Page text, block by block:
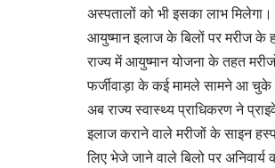
अस्पतालों को भी इसका लाभ मिलेगा।
आयुष्मान इलाज के बिलों पर मरीज के
राज्य में आयुष्मान योजना के तहत
फर्जीवाड़ा के कई मामले सामने आ
अब राज्य स्वास्थ्य प्राधिकरण ने
इलाज कराने वाले मरीजों के साइन
लिए भेजे जाने वाले बिलो पर अनिवार्य